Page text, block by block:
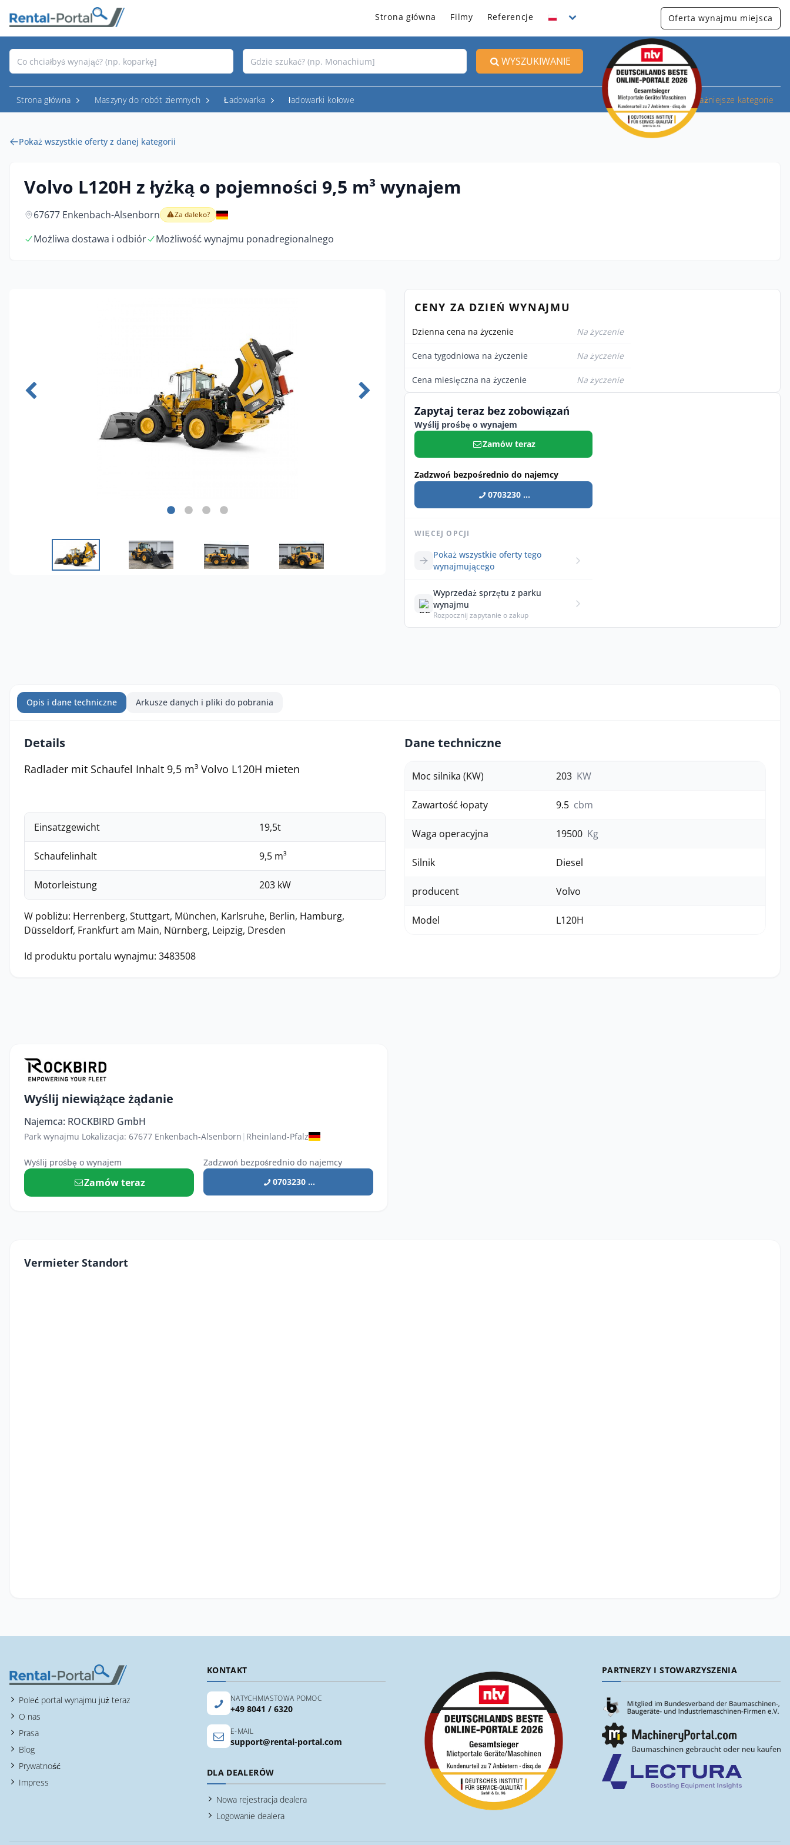
Strona główna Filmy Referencje Oferta wynajmu miejsca
WYSZUKIWANIE
Strona główna Maszyny do robót ziemnych Ładowarka ładowarki kołowe Najważniejsze kategorie
Pokaż wszystkie oferty z danej kategorii
Volvo L120H z łyżką o pojemności 9,5 m³ wynajem
67677 Enkenbach-Alsenborn Za daleko?
Możliwa dostawa i odbiór Możliwość wynajmu ponadregionalnego
CENY ZA DZIEŃ WYNAJMU
Dzienna cena na życzenie Na życzenie
Cena tygodniowa na życzenie Na życzenie
Cena miesięczna na życzenie Na życzenie
Zapytaj teraz bez zobowiązań
Wyślij prośbę o wynajem
Zamów teraz
Zadzwoń bezpośrednio do najemcy
0703230 ...
WIĘCEJ OPCJI
Pokaż wszystkie oferty tego
wynajmującego
Wyprzedaż sprzętu z parku
wynajmu
Rozpocznij zapytanie o zakup
Opis i dane techniczne Arkusze danych i pliki do pobrania
Details
Radlader mit Schaufel Inhalt 9,5 m³ Volvo L120H mieten
Einsatzgewicht 19,5t
Schaufelinhalt 9,5 m³
Motorleistung 203 kW
W pobliżu: Herrenberg, Stuttgart, München, Karlsruhe, Berlin, Hamburg,
Düsseldorf, Frankfurt am Main, Nürnberg, Leipzig, Dresden
Id produktu portalu wynajmu: 3483508
Dane techniczne
Moc silnika (KW) 203 KW
Zawartość łopaty 9.5 cbm
Waga operacyjna 19500 Kg
Silnik Diesel
producent Volvo
Model L120H
Wyślij niewiążące żądanie
Najemca: ROCKBIRD GmbH
Park wynajmu Lokalizacja: 67677 Enkenbach-Alsenborn | Rheinland-Pfalz
Wyślij prośbę o wynajem
Zamów teraz
Zadzwoń bezpośrednio do najemcy
0703230 ...
Vermieter Standort
Poleć portal wynajmu już teraz
O nas
Prasa
Blog
Prywatność
Impress
KONTAKT
NATYCHMIASTOWA POMOC
+49 8041 / 6320
E-MAIL
support@rental-portal.com
DLA DEALERÓW
Nowa rejestracja dealera
Logowanie dealera
PARTNERZY I STOWARZYSZENIA